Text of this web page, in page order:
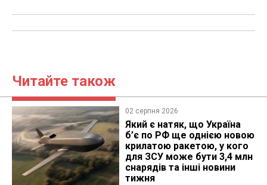
Читайте також
02 серпня 2026
Який є натяк, що Україна
б’є по РФ ще однією новою
крилатою ракетою, у кого
для ЗСУ може бути 3,4 млн
снарядів та інші новини
тижня